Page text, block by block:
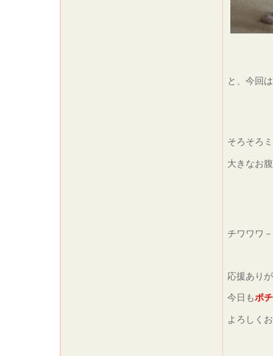
と、今回
そろそろ
大きなお
チワワワ
応援あり
今日もポ
よろしく